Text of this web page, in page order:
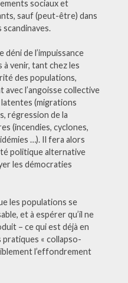
sociaux et
sauf (peut-être) dans
déni de l’impuissance
venir, tant chez les
des populations,
l’angoisse collective
(migrations
régression de la
(incendies, cyclones,
…). Il fera alors
politique alternative
les démocraties
les populations se
et à espérer qu’il ne
– ce qui est déjà en
« collapso-
l’effondrement